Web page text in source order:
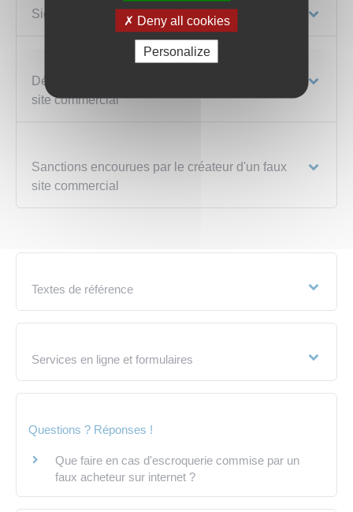
Signaler un faux site commercial
Déposer plainte contre le créateur d'un faux
site commercial
Sanctions encourues par le créateur d'un faux
site commercial
Textes de référence
Services en ligne et formulaires
Questions ? Réponses !
Que faire en cas d'escroquerie commise par un
faux acheteur sur internet ?
Deny all cookies
Personalize